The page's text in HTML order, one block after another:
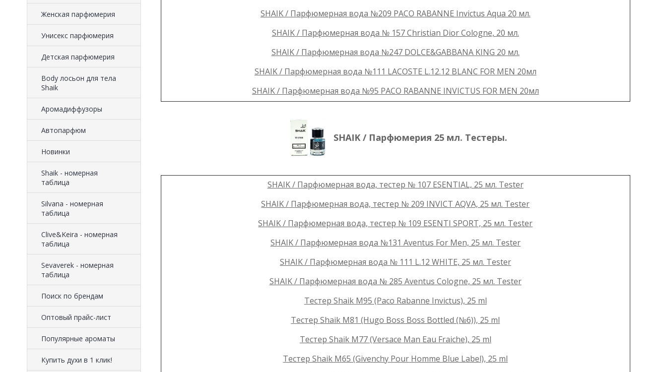
Женская парфюмерия
Унисекс парфюмерия
Детская парфюмерия
Body лосьон для тела
Shaik
Аромадиффузоры
Автопарфюм
Новинки
Shaik - номерная
таблица
Silvana - номерная
таблица
Clive&Keira - номерная
таблица
Sevaverek - номерная
таблица
Поиск по брендам
Оптовый прайс-лист
Популярные ароматы
Купить духи в 1 клик!
SHAIK / Парфюмерная вода №209 PACO RABANNE Invictus Aqua 20 мл.
SHAIK / Парфюмерная вода № 157 Christian Dior Cologne, 20 мл.
SHAIK / Парфюмерная вода №247 DOLCE&GABBANA KING 20 мл.
SHAIK / Парфюмерная вода №111 LACOSTE L.12.12 BLANC FOR MEN 20мл
SHAIK / Парфюмерная вода №95 PACO RABANNE INVICTUS FOR MEN 20мл
SHAIK / Парфюмерия 25 мл. Тестеры.
SHAIK / Парфюмерная вода, тестер № 107 ESENTIAL, 25 мл. Tester
SHAIK / Парфюмерная вода, тестер № 209 INVICT AQVA, 25 мл. Tester
SHAIK / Парфюмерная вода, тестер № 109 ESENTI SPORT, 25 мл. Tester
SHAIK / Парфюмерная вода №131 Aventus For Men, 25 мл. Tester
SHAIK / Парфюмерная вода № 111 L.12 WHITE, 25 мл. Tester
SHAIK / Парфюмерная вода № 285 Aventus Cologne, 25 мл. Tester
Тестер Shaik M95 (Paco Rabanne Invictus), 25 ml
Тестер Shaik M81 (Hugo Boss Boss Bottled (№6)), 25 ml
Тестер Shaik M77 (Versace Man Eau Fraiche), 25 ml
Тестер Shaik M65 (Givenchy Pour Homme Blue Label), 25 ml